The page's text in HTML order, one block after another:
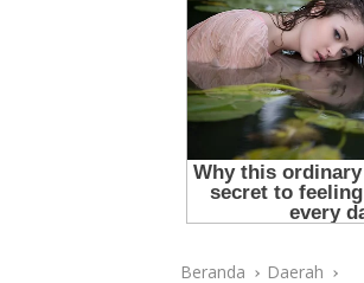
Beranda Daerah